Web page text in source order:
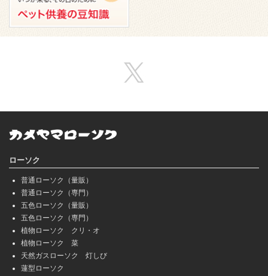
ローソク
普通ローソク（量販）
普通ローソク（専門）
五色ローソク（量販）
五色ローソク（専門）
植物ローソク クリ・オ
植物ローソク 菜
天然ガスローソク 灯しび
蓮型ローソク